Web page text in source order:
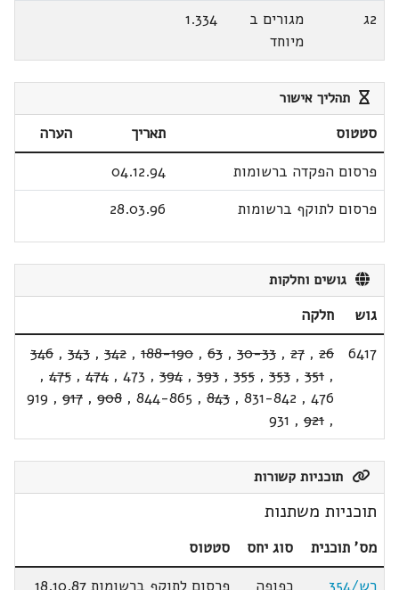
2ג
מגורים ב
מיוחד
1.334
תהליך אישור
סטטוס תאריך
הערה
פרסום הפקדה ברשומות
04.12.94
פרסום לתוקף ברשומות
28.03.96
גושים וחלקות
גוש
חלקה
6417
26
,
27
,
30-33
,
63
,
188-190
,
342
,
343
,
346
,
351
,
353
,
355
,
393
,
394
,
473
,
474
,
475
,
476
,
831-842
,
843
,
844-865
,
908
,
917
,
919
,
921
,
931
תוכניות קשורות
תוכניות משתנות
מס' תוכנית סוג יחס
סטטוס